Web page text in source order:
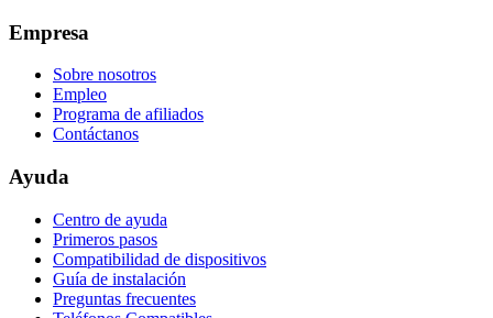
Empresa
Sobre nosotros
Empleo
Programa de afiliados
Contáctanos
Ayuda
Centro de ayuda
Primeros pasos
Compatibilidad de dispositivos
Guía de instalación
Preguntas frecuentes